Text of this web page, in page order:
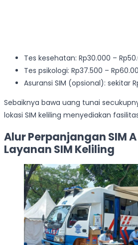
Tes kesehatan: Rp30.000 –
Tes psikologi: Rp37.500 –
Asuransi SIM (opsional): sekitar
Sebaiknya bawa uang tunai
lokasi SIM keliling menyediakan
Alur Perpanjangan SIM A
Layanan SIM Keliling